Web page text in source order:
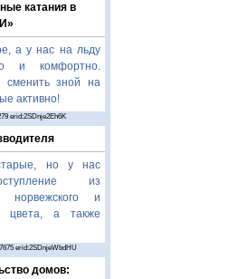
катания в
а у нас на льду
и комфортно.
зной на
активно!
erid:2SDnje2Eh6K
но у нас
из
норвежского и
цвета, а также
erid:2SDnjeWbdHU
домов: